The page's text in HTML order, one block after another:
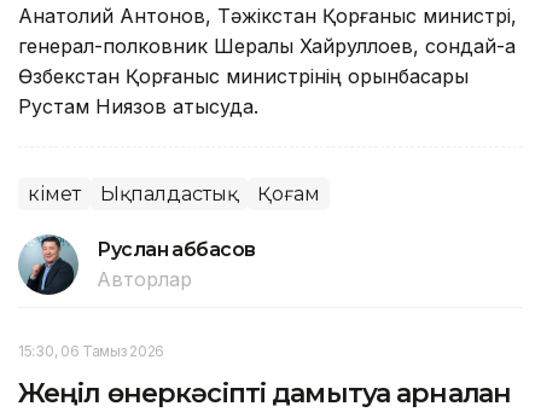
Анатолий Антонов, Тәжікстан Қорғаныс министрі,
генерал-полковник Шералы Хайруллоев, сондай-ақ
Өзбекстан Қорғаныс министрінің орынбасары
Рустам Ниязов қатысуда.
Үкімет Ықпалдастық Қоғам
Руслан Ғаббасов
Авторлар
15:30, 06 Тамыз 2026
Жеңіл өнеркәсіпті дамытуға арналған